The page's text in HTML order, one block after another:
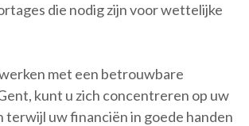
die nodig zijn voor wettelijke
met een betrouwbare
kunt u zich concentreren op uw
uw financiën in goede handen